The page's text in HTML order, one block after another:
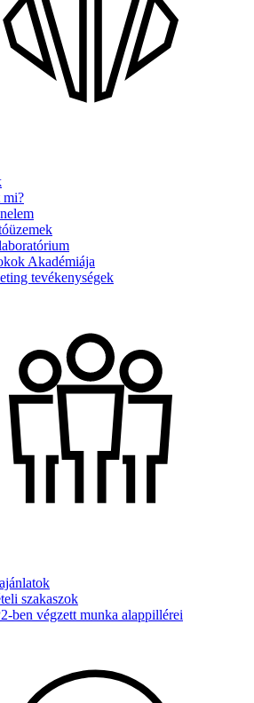
mi?
Akadémiája
tevékenységek
szakaszok
ben végzett munka alappillérei